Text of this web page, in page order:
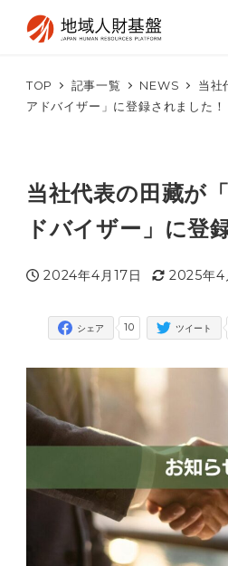
TOP 記事一覧 NEWS
当社
アドバイザー」に登録されました！
当社代表の田藏が
ドバイザー」に登
投稿日
2024年4月17日
更新日
2025年4
10
シェア ツイート